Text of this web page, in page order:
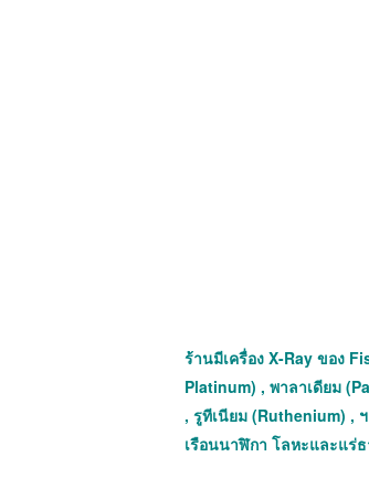
ร้านมีเครื่อง X-Ray ของ
Platinum) , พาลาเดียม
, รูทีเนียม (Ruthenium) ,
เรือนนาฬิกา โลหะและแร่